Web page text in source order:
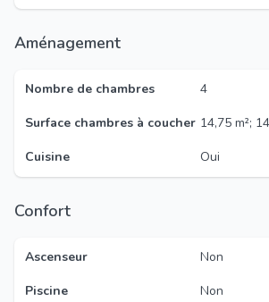
Aménagement
Nombre de chambres
4
Surface chambres à coucher 14,75 m²;
Cuisine
Oui
Confort
Ascenseur
Non
Piscine
Non